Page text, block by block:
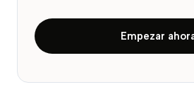
Empezar